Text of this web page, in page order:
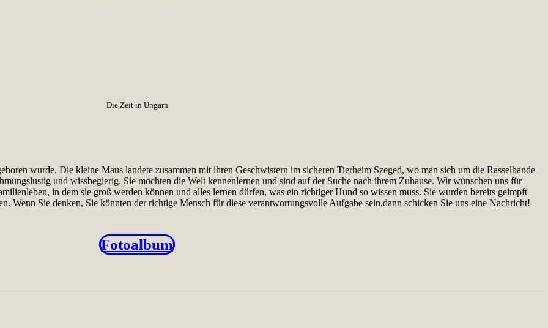
Die Zeit in Ungarn
wurde. Die kleine Maus landete zusammen mit ihren Geschwistern im sicheren Tierheim Szeged, wo man sich um die Rasselbande
und wissbegierig. Sie möchten die Welt kennenlernen und sind auf der Suche nach ihrem Zuhause. Wir wünschen uns für
in dem sie groß werden können und alles lernen dürfen, was ein richtiger Hund so wissen muss. Sie wurden bereits geimpft
Wenn Sie denken, Sie könnten der richtige Mensch für diese verantwortungsvolle Aufgabe sein,dann schicken Sie uns eine Nachricht!
Fotoalbum